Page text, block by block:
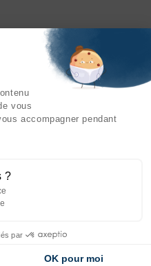
web Makeo
vous
accompagner pendant
?
par
OK pour moi